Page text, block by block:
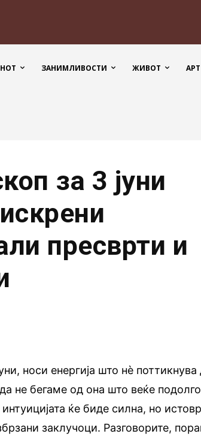
ЗАНИМЛИВОСТИ ЖИВОТ
за 3 јуни
пресврти и
носи енергија што нè
да не бегаме од она што веќе
интуицијата ќе биде силна, но
заклучоци. Разговорите,